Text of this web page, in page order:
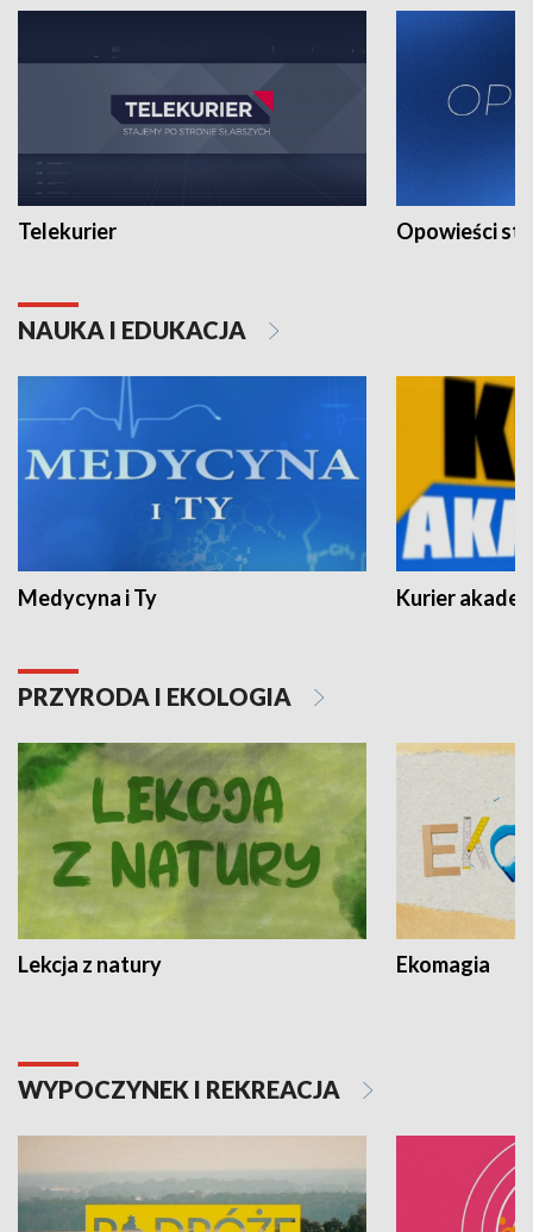
Telekurier Opowieści
NAUKA I EDUKACJA
Medycyna i Ty Kurier
PRZYRODA I EKOLOGIA
Lekcja z natury Ekomagia
WYPOCZYNEK I REKREACJA